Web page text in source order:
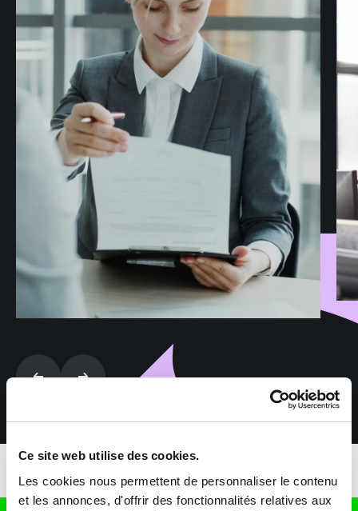
Ce site web utilise des cookies.
Les cookies nous permettent de personnaliser le contenu
et les annonces, d'offrir des fonctionnalités relatives aux